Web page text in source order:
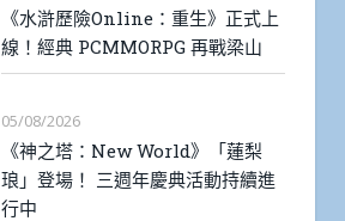
《水滸歷險Online：重生》正式上
線！經典 PCMMORPG 再戰梁山
05/08/2026
《神之塔：New World》「蓮梨
琅」登場！ 三週年慶典活動持續進
行中